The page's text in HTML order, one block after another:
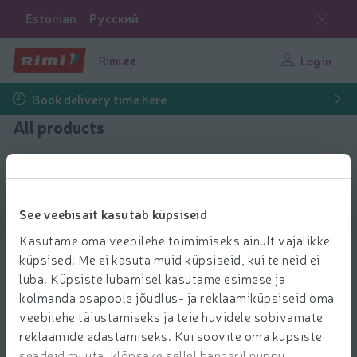
See veebisait kasutab küpsiseid
Kasutame oma veebilehe toimimiseks ainult vajalikke
küpsised. Me ei kasuta muid küpsiseid, kui te neid ei
luba. Küpsiste lubamisel kasutame esimese ja
kolmanda osapoole jõudlus- ja reklaamiküpsiseid oma
veebilehe täiustamiseks ja teie huvidele sobivamate
reklaamide edastamiseks. Kui soovite oma küpsiste
Estonian Русский
Rimi.ee Log in
Book delivery time here
All products
Filter products
Show products
Superliim Technicqll 5g AW25
Out of stock!
Show similar products